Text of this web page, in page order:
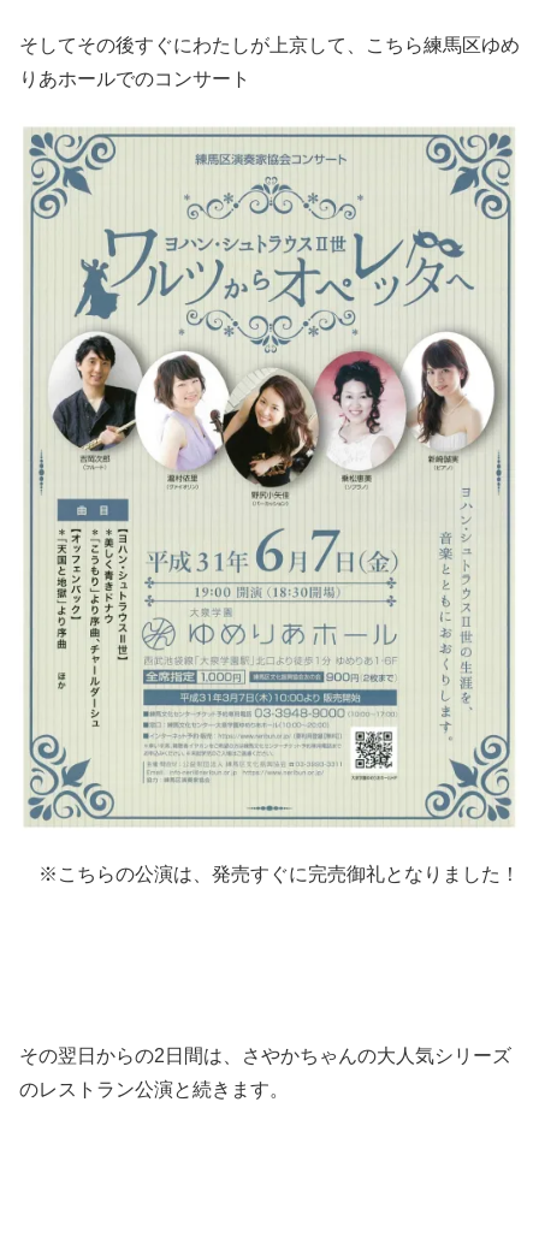
そしてその後すぐにわたしが上京して、こちら練馬区ゆめ
りあホールでのコンサート
※こちらの公演は、発売すぐに完売御礼となりました！
その翌日からの2日間は、さやかちゃんの大人気シリーズ
のレストラン公演と続きます。